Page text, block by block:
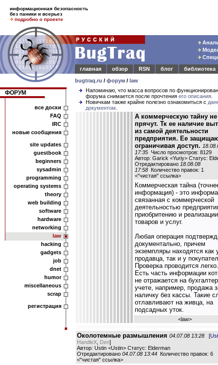
информационная безопасность
без паники и всерьез
подробно о проекте
главная
обзор RSN блог
библиотека
bugtraq.ru / форум / law
ФОРУМ
все доски
FAQ
IRC
новые сообщения
site updates
guestbook
beginners
sysadmin
programming
operating systems
theory
web building
software
hardware
networking
law
hacking
gadgets
job
dnet
humor
miscellaneous
scrap
регистрация
Напоминаю, что масса вопросов по
форума снимается после прочтения его описания
Новичкам также крайне полезно ознакомиться с
документом
А коммерческую тайну не
прячут. Тк ее наличие
из самой деятельности
предприятия. Ее
ограничивая доступ.
17:35 Число просмотров: 8129
Автор: Garick <Yuriy> Статус:
Отредактировано 18.08.08
17:58 Количество правок: 1
<"чистая" ссылка>
Коммерческая тайна
информация) - это
связанная с коммерческой
деятельностью
приобритению и реализации
товаров и услуг.
Любая операция
документально, причем
экземпляры находятся как
продавца, так и у
Проверка проводится легко.
Есть часть информации
не отражается на
учете, например, продажа
наличку без кассы. Такие
отлавливают на живца, на
подсадных уток.
<law>
Околотемные размышления 04.07.08 13:28 [
HandleX Den]
Автор: Ustin <Ustin> Статус: Elderman
Отредактировано 04.07.08 13:44 Количество правок: 6
<"чистая" ссылка>